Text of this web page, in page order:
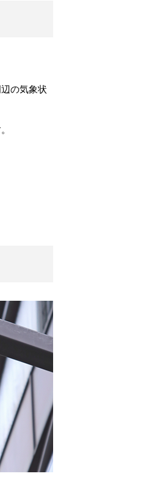
の気象状